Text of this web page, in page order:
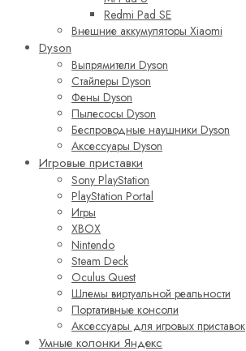
Redmi Pad SE
Внешние аккумуляторы Xiaomi
Dyson
Выпрямители Dyson
Стайлеры Dyson
Фены Dyson
Пылесосы Dyson
Беспроводные наушники Dyson
Аксессуары Dyson
Игровые приставки
Sony PlayStation
PlayStation Portal
Игры
XBOX
Nintendo
Steam Deck
Oculus Quest
Шлемы виртуальной реальности
Портативные консоли
Аксессуары для игровых приставок
Умные колонки Яндекс